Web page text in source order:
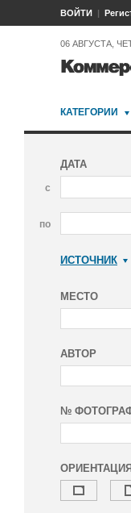
ВОЙТИ
06 АВГУСТА,
КАТЕГОРИИ
ДАТА
с
по
ИСТОЧНИК
МЕСТО
АВТОР
№
ОРИЕНТАЦИЯ